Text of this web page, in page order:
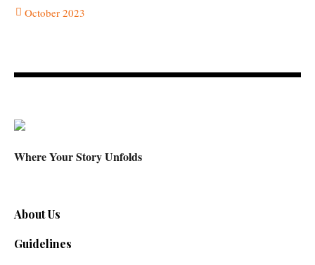
October 2023
Where Your Story Unfolds
About Us
Guidelines